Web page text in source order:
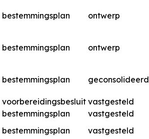
bestemmingsplan ontwerp
bestemmingsplan ontwerp
bestemmingsplan geconsolideerd
voorbereidingsbesluit vastgesteld
bestemmingsplan vastgesteld
bestemmingsplan vastgesteld